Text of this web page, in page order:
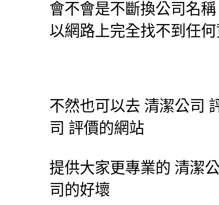
會不會是不斷換公司名
以網路上完全找不到任
不然也可以去 清潔公司
司 評價的網站
提供大家更專業的 清潔
司的好壞